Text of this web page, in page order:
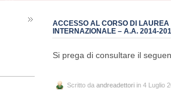
ACCESSO AL CORSO DI
INTERNAZIONALE – A.A. 2014-
Si prega di consultare il
Scritto da andreadettori in 4 Luglio